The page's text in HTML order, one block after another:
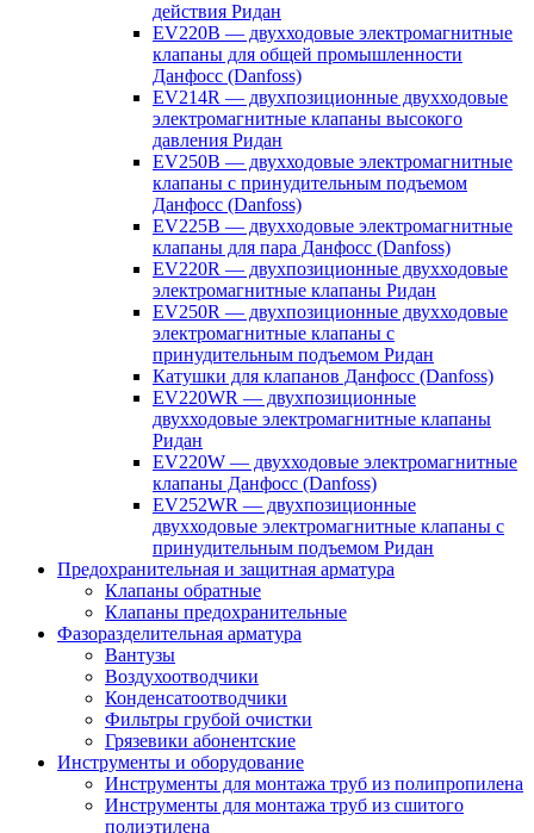
действия Ридан
EV220B — двухходовые электромагнитные
клапаны для общей промышленности
Данфосс (Danfoss)
EV214R — двухпозиционные двухходовые
электромагнитные клапаны высокого
давления Ридан
EV250B — двухходовые электромагнитные
клапаны с принудительным подъемом
Данфосс (Danfoss)
EV225B — двухходовые электромагнитные
клапаны для пара Данфосс (Danfoss)
EV220R — двухпозиционные двухходовые
электромагнитные клапаны Ридан
EV250R — двухпозиционные двухходовые
электромагнитные клапаны с
принудительным подъемом Ридан
Катушки для клапанов Данфосс (Danfoss)
EV220WR — двухпозиционные
двухходовые электромагнитные клапаны
Ридан
EV220W — двухходовые электромагнитные
клапаны Данфосс (Danfoss)
EV252WR — двухпозиционные
двухходовые электромагнитные клапаны с
принудительным подъемом Ридан
Предохранительная и защитная арматура
Клапаны обратные
Клапаны предохранительные
Фазоразделительная арматура
Вантузы
Воздухоотводчики
Конденсатоотводчики
Фильтры грубой очистки
Грязевики абонентские
Инструменты и оборудование
Инструменты для монтажа труб из полипропилена
Инструменты для монтажа труб из сшитого
полиэтилена